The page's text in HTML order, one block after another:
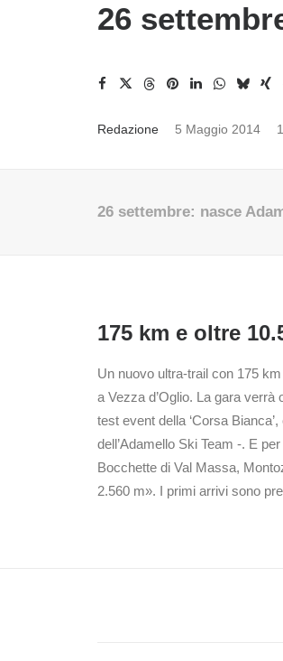
26
Redazione 5 Maggio 2014
26 settembre: nasce
175 km e oltre
Un nuovo ultra-trail con 175
a Vezza d’Oglio. La gara
test event della ‘Corsa
dell’Adamello Ski Team -. E
Bocchette di Val Massa,
2.560 m». I primi arrivi sono